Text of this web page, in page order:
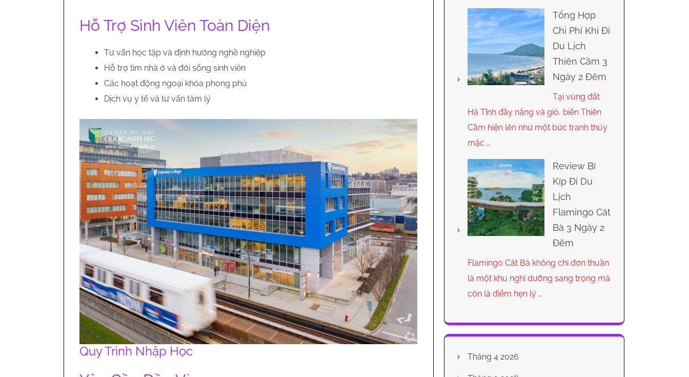
Hỗ Trợ Sinh Viên Toàn Diện
Tư vấn học tập và định hướng nghề nghiệp
Hỗ trợ tìm nhà ở và đời sống sinh viên
Các hoạt động ngoại khóa phong phú
Dịch vụ y tế và tư vấn tâm lý
Quy Trình Nhập Học
Tổng Hợp
Chi Phí Khi Đi
Du Lịch
Thiên Cầm 3
Ngày 2 Đêm
Tại vùng đất
Hà Tĩnh đầy nắng và gió, biển Thiên
Cầm hiện lên như một bức tranh thủy
mặc …
Review Bí
Kíp Đi Du
Lịch
Flamingo Cát
Bà 3 Ngày 2
Đêm
Flamingo Cát Bà không chỉ đơn thuần
là một khu nghỉ dưỡng sang trọng mà
còn là điểm hẹn lý …
Tháng 4 2026